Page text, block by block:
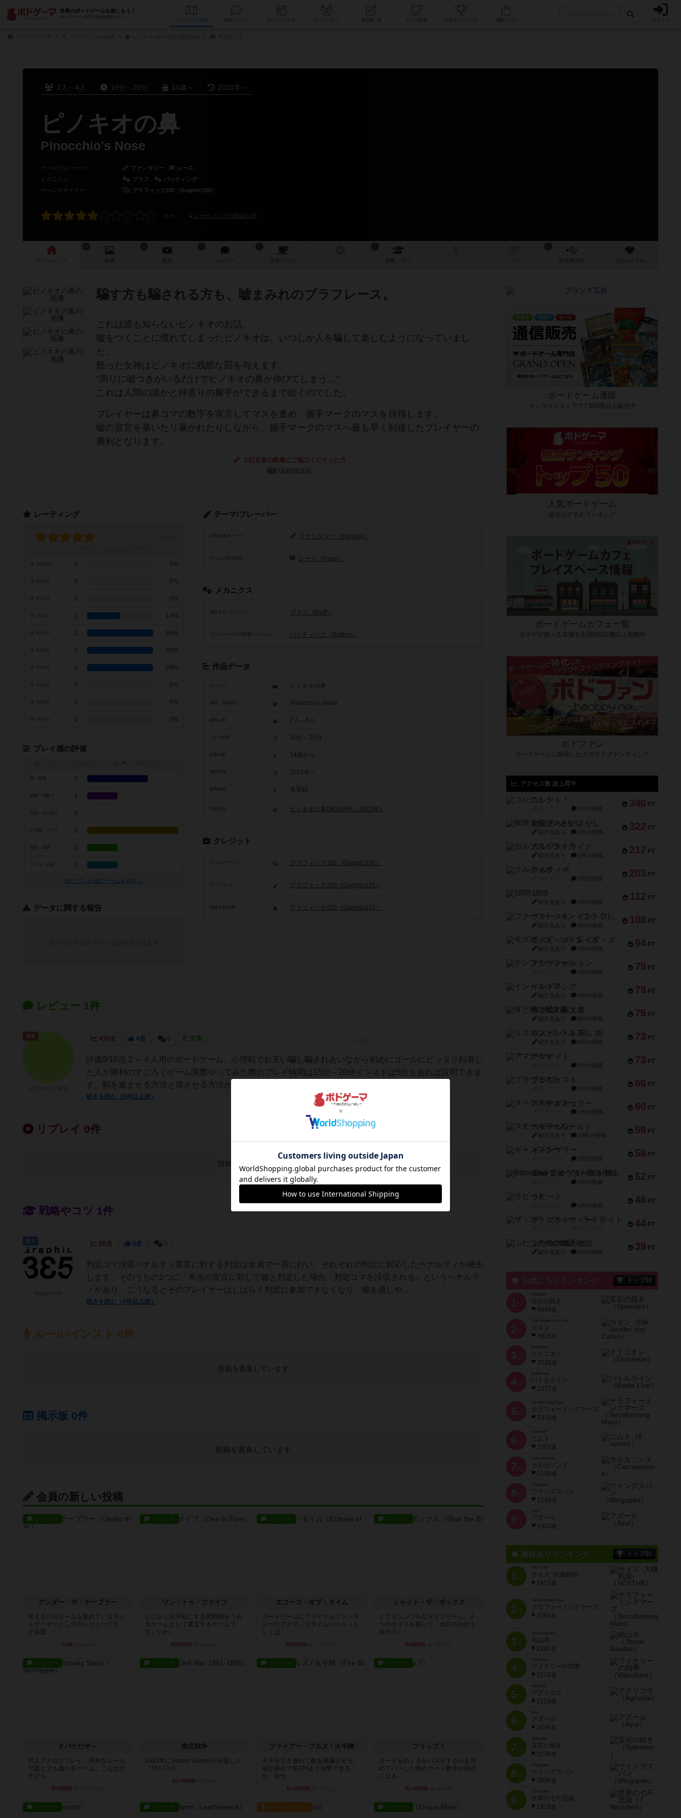
世界のボードゲームを楽しもう！
ボードゲーム専門の総合情報サイト
データベース コミュニティ 人気ボードゲーム ログイン
2人～4人 10分～20分 14歳～ 2021年～
ピノキオの鼻
Pinocchio's Nose
テーマ/フレーバー ： ファンタジー
レース
メカニクス
： ブラフ
バッティング
ゲームデザイナー
： グラフィック335（Graphic335）
レーティングの登録/分布
ゲーム 画像 レビュー 店舗/ カフェ 戦略 作 次のおすすめ
騙す方も騙される方も、嘘まみれのブラフレース。
これは誰も知らないピノキオのお話。
嘘をつくことに慣れてしまったピノキオは、いつしか人を騙して楽しむようになっていまし
た。
怒った女神はピノキオに残酷な罰を与えます。
“周りに嘘つきがいるだけでピノキオの鼻が伸びてしまう…”
これは人間の誰かと仲直りの握手ができるまで続くのでした。
プレイヤーは鼻コマの数字を宣言してマスを進め、握手マークのマスを目指します。
嘘の宣言を暴いたり暴かれたりしながら、握手マークのマスへ最も早く到達したプレイヤーの
勝利となります。
上記文章の執筆にご協力くださった方
Graphic335
テーマ/フレーバー
世界観/基本テーマ ファンタジー（Fantasy）
ゲームの基本目的 レース（Race）
メカニクス
頻出するメカニクス ブラフ（Bluff）
プレイヤーの干渉/影響アクション バッティング（Batting）
作品データ
タイトル ピノキオの鼻
Pinocchio's Nose
参加人数 2人～4人
10分～20分
14歳から
2021年～
参考価格 未登録
関連作品 ピノキオの鼻GRAGRA（2021年）
クレジット
ゲームデザイン グラフィック335（Graphic335）
アートワーク グラフィック335（Graphic335）
グラフィック335（Graphic335）
レーティング
0 0%
0 0%
0 0%
7点の人 1 14%
2 29%
2 29%
2 29%
0 0%
0 0%
0 0%
プレイ感の評価
※
2
戦略・判断力 1
0
3
1
アート・外見 1
似たプレイ感のゲームを探す→
データに関する報告
レビュー 1件
436名 4名 0 充実
評価9/10点２～４人用のボードゲーム。心理戦でお互い騙し騙されあいながら初めにゴールにピッタリ到着し
た人が勝利のすごろくゲーム実際やってみた際のプレイ時間は15分～20分インストは5分もあれば説明できま
す。駒を進ませる方法と戻させる方法が多数あるので、初めはそのあたりを理...
続きを読む（5年以上前）
勇者
リプレイ 0件
投稿を募集しています
戦略やコツ 1件
88名 0名 0
判定コマ没収ペナルティ宣言に対する判定は全員で一斉に行い、それぞれの判定に対応したペナルティが発生
します。そのうちの1つに『本当の宣言に対して嘘と判定した場合、判定コマを没収される』というペナルテ
ィがあり、こうなるとそのプレイヤーはしばらく判定に参加できなくなり、嘘を通しや...
続きを読む（5年以上前）
国王
ルール/インスト 0件
投稿を募集しています
掲示板 0件
投稿を募集しています
会員の新しい投稿
レビュー
アンダー・ザ・テーブラー
笑えるバカゲームを集めているライ
トゲーマーとしてのレビューです。
正体隠...
7分前
レビュー
ワン・トゥ・ファイブ
とにかくお手軽にすき間時間をうめ
るゲームとして重宝するゲームで
す。いわ...
約2時間前
レビュー
エコーズ・オブ・タイム
カードゲームにファイナルファンタ
ジーのアクティブタイムバトル（も
しくは...
約5時間前
レビュー
シャット・ザ・ボックス
とてもシンプルなダイスゲーム。2
つのダイスを振って、出目の合計を
自分の...
約6時間前
レビュー
オバケだぞ～
対人アナログプレイ。簡単なルール
で誰とでも遊べるゲーム。こんなの
子ども...
約7時間前
レビュー
南北戦争
1983年にVictory Gamesが出版した
『The Civil ...
約11時間前
レビュー
ファイアー・ブルズ / 火牛陣
火牛を引き連れて敵を殲滅させる。
縦か斜めで前2列まで攻撃できる
が、自分...
約13時間前
レビュー
フリップ７
カードをめくるかパスをするかを決
めてパスした時のカード数字が得点
になる...
約13時間前
レビュー レビュー ルール/インスト レビュー
ボードゲーム通販
オンラインストアで7,500商品を販売中
人気ボードゲーム
総合おすすめランキング
ボードゲームカフェ一覧
ボドゲが遊べる店舗を全国500店舗以上掲載中
ボドファン
ボードゲームに特化したクラウドファンディング
アクセス数 急上昇中
340 PT
コレクト！
1件の投稿
322 PT
無限まちがいさがし
紹介文あり 2件の投稿
217 PT
ガルフストライク
紹介文あり 1件の投稿
203 PT
クルティボ
1件の投稿
112 PT
1809
紹介文あり 1件の投稿
108 PT
ファースト・イン・フライト
紹介文あり 3件の投稿
94 PT
モズビ－ズ・レイダ－ズ
紹介文あり 1件の投稿
79 PT
テンプテーション
2件の投稿
78 PT
インドネシア
紹介文あり 2件の投稿
75 PT
宵と暁の呪文書
紹介文あり 8件の投稿
73 PT
リスボン・トラム 28
紹介文あり 9件の投稿
73 PT
アマナイト
1件の投稿
66 PT
ブラヴェスト
1件の投稿
60 PT
スペクタキュラー
1件の投稿
59 PT
スモールワールド
紹介文あり 13件の投稿
58 PT
ギャンブラー
2件の投稿
52 PT
Bitter End ブタペスト救出作戦
1件の投稿
46 PT
ラピード
1件の投稿
44 PT
ザ・フラッフィー・ライト
39 PT
ふたつの城の物語
紹介文あり 6件の投稿
お気に入りランキング トップ50
1 位
宝石の煌き
4040名
2 位
Die Siedler von Catan
カタン
3616名
3 位
ドミニオン
2528名
4位
Battle Line
バトルライン
2377名
5 位
Terraforming Mars
テラフォーミングマーズ
2370名
6 位
ニムト
2201名
7 位
Carcassonne
カルカソンヌ
2190名
8 位
Wingspan
ウイングスパン
2149名
9 位
Azul
アズール
1903名
興味ありランキング トップ50
1位
SCYTHE
サイズ -大鎌戦役-
2415名
2位
Terraforming Mars
テラフォーミングマーズ
2394名
3位
Stone Garden
枯山水
2281名
4位
Viticulture
ワイナリーの四季
2272名
5位
Agricola
アグリコラ
2119名
6位
Azul
アズール
2035名
7位
宝石の煌き
2028名
8位
Wingspan
ウイングスパン
2006名
9位
7 Wonders
世界の七不思議
1919名